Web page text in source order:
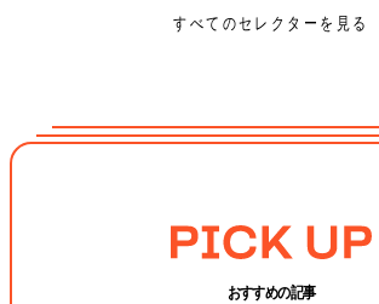
ALL SELECTOR
すべてのセレクターを見る
おすすめの記事